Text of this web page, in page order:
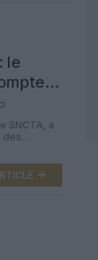
le
SNCTA, a
des
sur des «
«
rapport au